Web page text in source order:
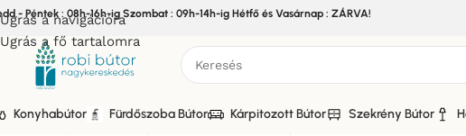
Ugrás a navigációra
Ugrás a fő tartalomra
- Péntek : 08h-16h-ig Szombat : 09h-14h-ig Hétfő és Vasárnap : ZÁRVA!
Konyhabútor Fürdőszoba Bútor Kárpitozott Bútor Szekrény Bútor
Kezdőlap Elemes Konyhabútor PRATO